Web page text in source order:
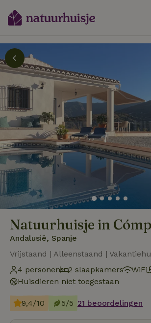
Natuurhuisje in
Andalusië, Spanje
Vrijstaand | Alleenstaand |
4 personen
2 slaapkamers WiFi
Huisdieren niet toegestaan
9,4/10 5/5 21 beoordelingen